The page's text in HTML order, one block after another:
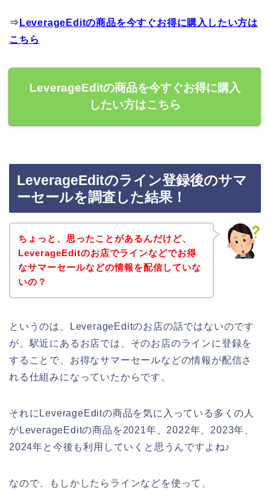
⇒ LeverageEditの商品を今すぐお得に購入したい方は
こちら
LeverageEditの商品を今すぐお得に購入
したい方はこちら
LeverageEditのライン登録後のサマ
ーセールを調査した結果！
ちょっと、思ったことがあるんだけど、
LeverageEditのお店でラインなどでお得
なサマーセールなどの情報を配信していな
いの？
というのは、LeverageEditのお店の話ではないのです
が、駅近にあるお店では、そのお店のラインに登録を
することで、お得なサマーセールなどの情報が配信さ
れる仕組みになっていたからです。
それにLeverageEditの商品を気に入っている多くの人
がLeverageEditの商品を2021年、2022年、2023年、
2024年と今後も利用していくと思うんですよね♪
なので、もしかしたらラインなどを使って、